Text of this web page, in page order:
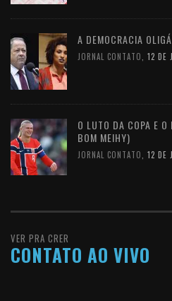
A DEMOCRACIA
JORNAL CONTATO 12 DE
O LUTO DA COPA E
BOM MEIHY)
JORNAL CONTATO 12 DE
VER PRA CRER
CONTATO AO VIVO